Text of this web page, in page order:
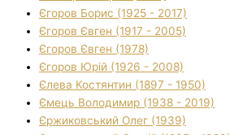
Єгоров Борис (1925 - 2017)
Єгоров Євген (1917 - 2005)
Єгоров Євген (1978)
Єгоров Юрій (1926 - 2008)
Єлева Костянтин (1897 - 1950)
Ємець Володимир (1938 - 2019)
Єржиковський Олег (1939)